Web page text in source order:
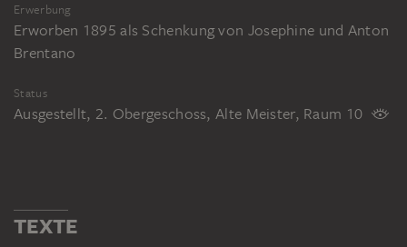
Erwerbung
Erworben 1895 als Schenkung von Josephine und Anton
Brentano
Status
Ausgestellt, 2. Obergeschoss, Alte Meister, Raum 10
TEXTE